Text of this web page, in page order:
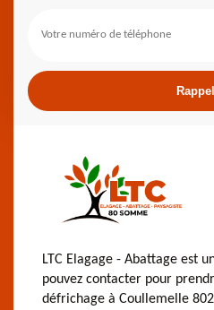
LTC Elagage - Abattage est
pouvez contacter pour
défrichage à Coullemelle